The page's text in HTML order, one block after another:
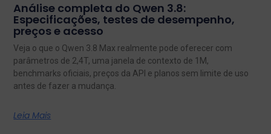
Análise completa do Qwen 3.8:
Especificações, testes de desempenho,
preços e acesso
Veja o que o Qwen 3.8 Max realmente pode oferecer com
parâmetros de 2,4T, uma janela de contexto de 1M,
benchmarks oficiais, preços da API e planos sem limite de uso
antes de fazer a mudança.
Leia Mais